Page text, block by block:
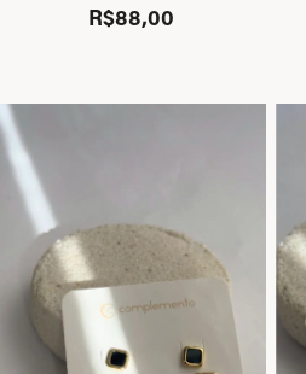
R$88,00